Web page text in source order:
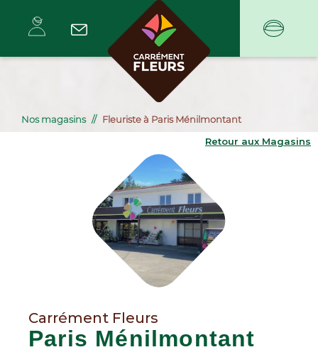
Nos magasins
Fleuriste à Paris Ménilmontant
Retour aux Magasins
Carrément Fleurs
Paris Ménilmontant